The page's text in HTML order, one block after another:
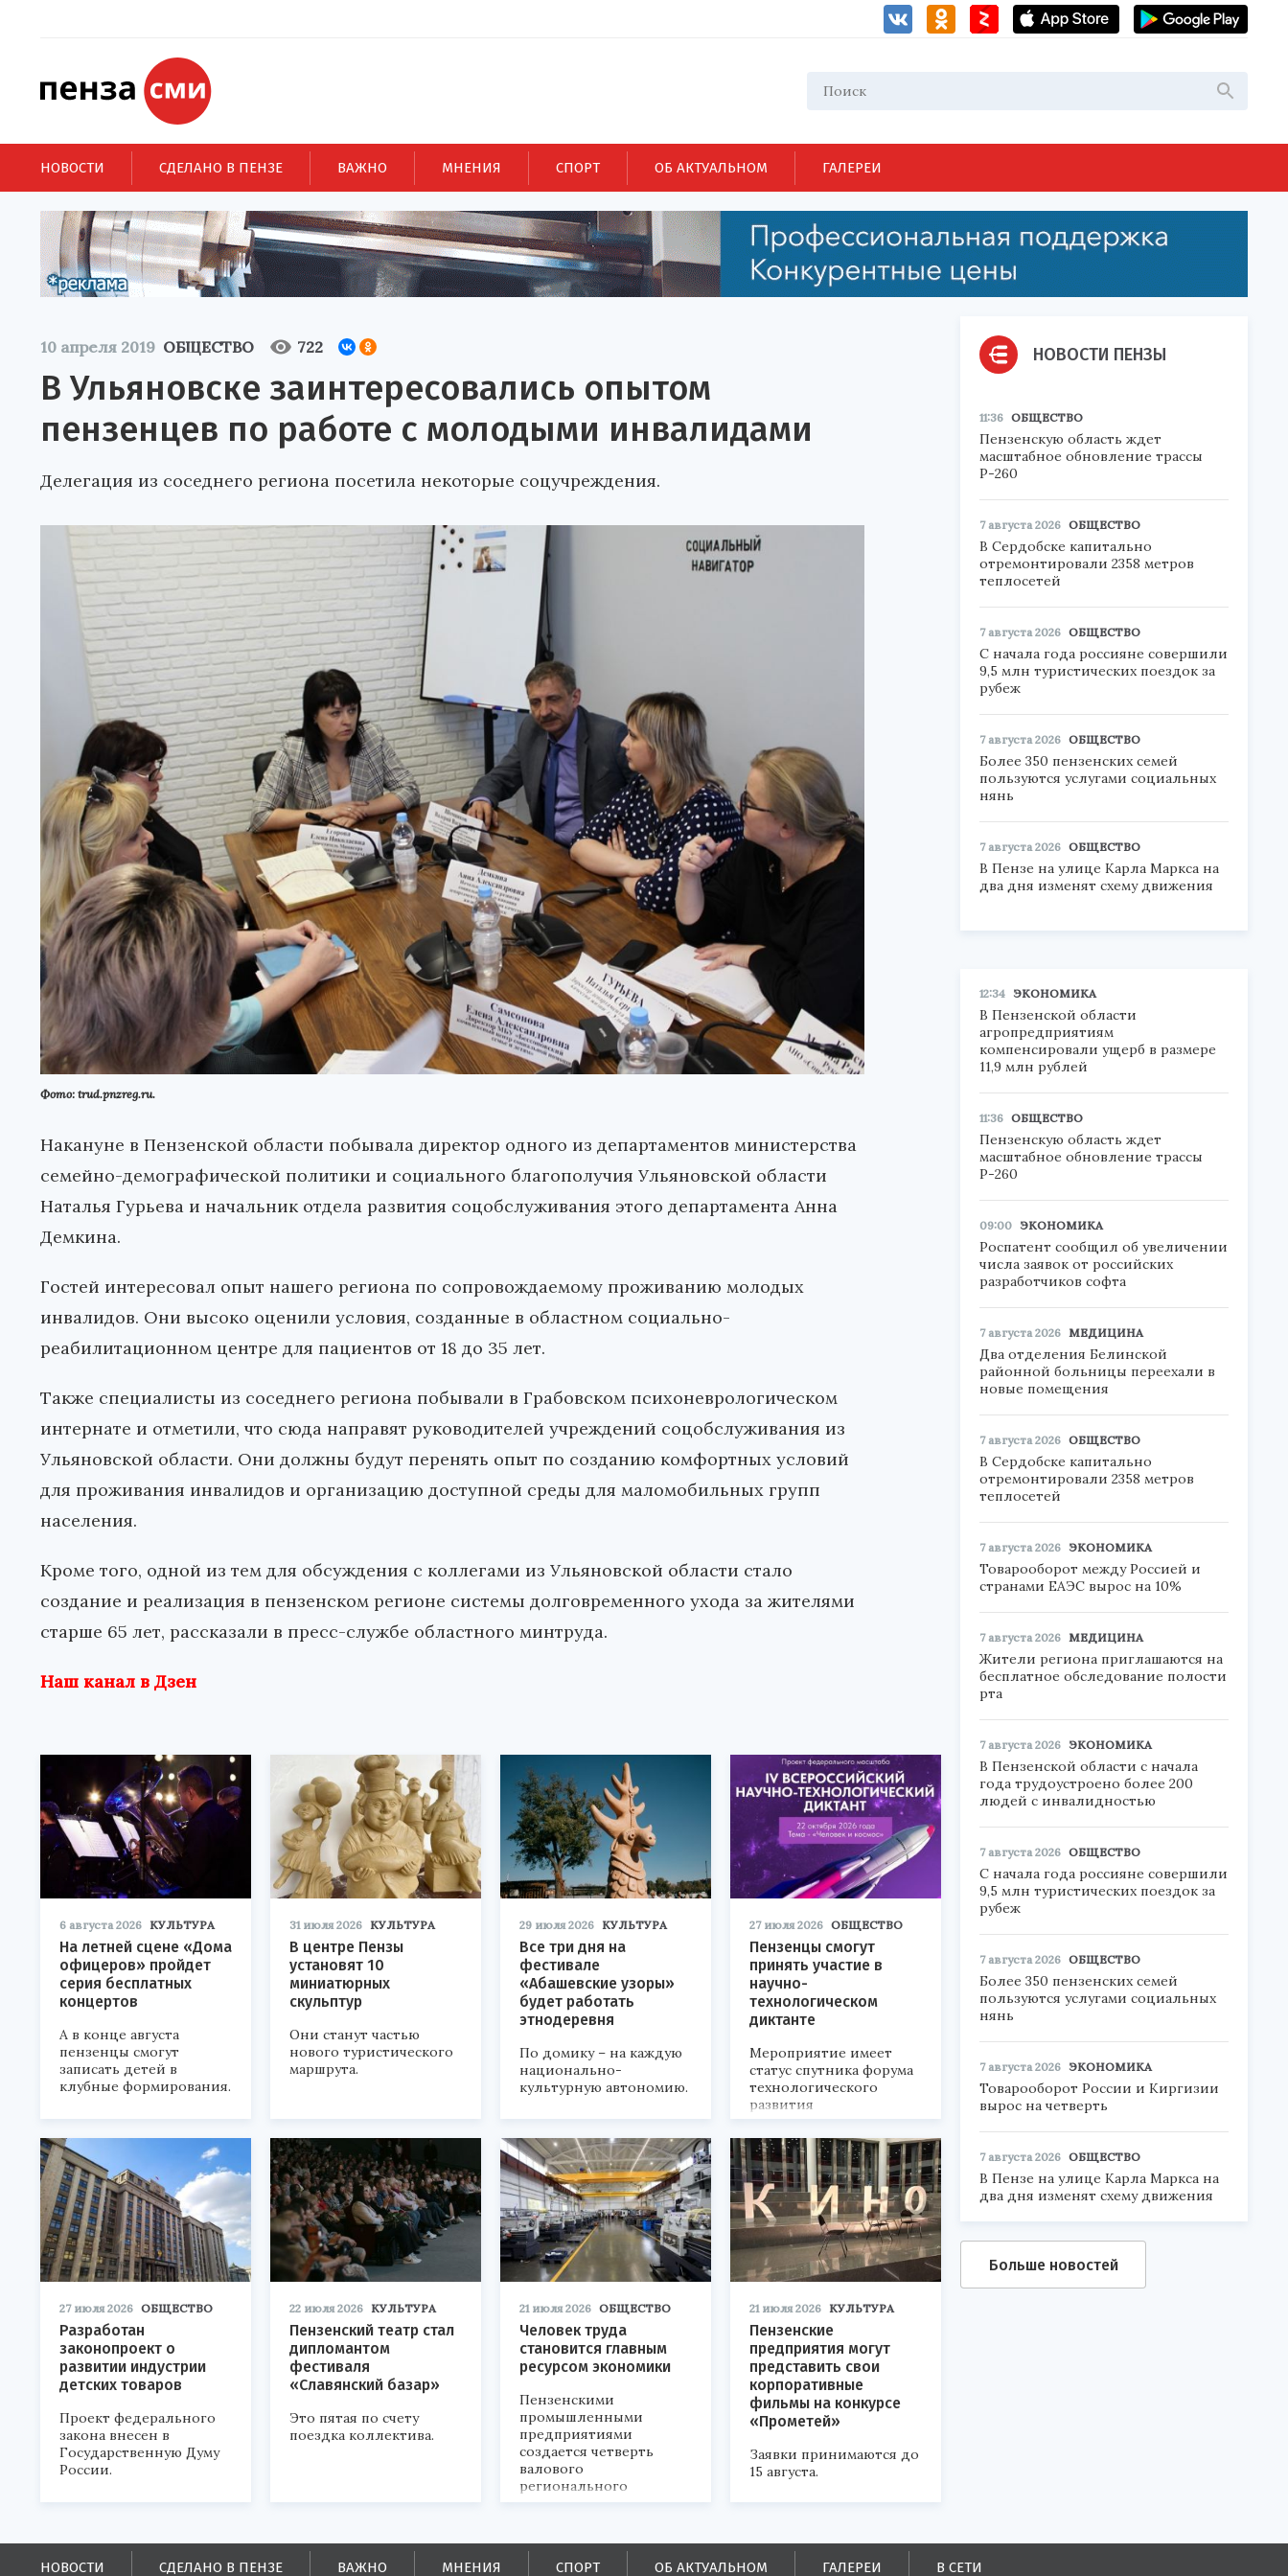
НОВОСТИ СДЕЛАНО В ПЕНЗЕ ВАЖНО МНЕНИЯ СПОРТ ОБ АКТУАЛЬНОМ ГАЛЕРЕИ
10 апреля 2019 ОБЩЕСТВО 722
В Ульяновске заинтересовались опытом
пензенцев по работе с молодыми инвалидами
Делегация из соседнего региона посетила некоторые соцучреждения.
Фото: trud.pnzreg.ru.
Накануне в Пензенской области побывала директор одного из департаментов министерства
семейно-демографической политики и социального благополучия Ульяновской области
Наталья Гурьева и начальник отдела развития соцобслуживания этого департамента Анна
Демкина.
Гостей интересовал опыт нашего региона по сопровождаемому проживанию молодых
инвалидов. Они высоко оценили условия, созданные в областном социально-
реабилитационном центре для пациентов от 18 до 35 лет.
Также специалисты из соседнего региона побывали в Грабовском психоневрологическом
интернате и отметили, что сюда направят руководителей учреждений соцобслуживания из
Ульяновской области. Они должны будут перенять опыт по созданию комфортных условий
для проживания инвалидов и организацию доступной среды для маломобильных групп
населения.
Кроме того, одной из тем для обсуждения с коллегами из Ульяновской области стало
создание и реализация в пензенском регионе системы долговременного ухода за жителями
старше 65 лет, рассказали в пресс-службе областного минтруда.
Наш канал в Дзен
6 августа 2026 КУЛЬТУРА
На летней сцене «Дома
офицеров» пройдет
серия бесплатных
концертов
А в конце августа
пензенцы смогут
записать детей в
клубные формирования.
31 июля 2026 КУЛЬТУРА
В центре Пензы
установят 10
миниатюрных
скульптур
Они станут частью
нового туристического
маршрута.
29 июля 2026 КУЛЬТУРА
Все три дня на
фестивале
«Абашевские узоры»
будет работать
этнодеревня
По домику – на каждую
национально-
культурную автономию.
27 июля 2026 ОБЩЕСТВО
Пензенцы смогут
принять участие в
научно-
технологическом
диктанте
Мероприятие имеет
статус спутника форума
технологического
развития
«Технопром-2026».
27 июля 2026 ОБЩЕСТВО
Разработан
законопроект о
развитии индустрии
детских товаров
Проект федерального
закона внесен в
Государственную Думу
России.
22 июля 2026 КУЛЬТУРА
Пензенский театр стал
дипломантом
фестиваля
«Славянский базар»
Это пятая по счету
поездка коллектива.
21 июля 2026 ОБЩЕСТВО
Человек труда
становится главным
ресурсом экономики
Пензенскими
промышленными
предприятиями
создается четверть
валового
регионального
продукта и
поступлений в
бюджеты всех уровней.
21 июля 2026 КУЛЬТУРА
Пензенские
предприятия могут
представить свои
корпоративные
фильмы на конкурсе
«Прометей»
Заявки принимаются до
15 августа.
НОВОСТИ ПЕНЗЫ
11:36 ОБЩЕСТВО
Пензенскую область ждет
масштабное обновление трассы
Р-260
7 августа 2026 ОБЩЕСТВО
В Сердобске капитально
отремонтировали 2358 метров
теплосетей
7 августа 2026 ОБЩЕСТВО
С начала года россияне совершили
9,5 млн туристических поездок за
рубеж
7 августа 2026 ОБЩЕСТВО
Более 350 пензенских семей
пользуются услугами социальных
нянь
7 августа 2026 ОБЩЕСТВО
В Пензе на улице Карла Маркса на
два дня изменят схему движения
12:34 ЭКОНОМИКА
В Пензенской области
агропредприятиям
компенсировали ущерб в размере
11,9 млн рублей
11:36 ОБЩЕСТВО
Пензенскую область ждет
масштабное обновление трассы
Р-260
09:00 ЭКОНОМИКА
Роспатент сообщил об увеличении
числа заявок от российских
разработчиков софта
7 августа 2026 МЕДИЦИНА
Два отделения Белинской
районной больницы переехали в
новые помещения
7 августа 2026 ОБЩЕСТВО
В Сердобске капитально
отремонтировали 2358 метров
теплосетей
7 августа 2026 ЭКОНОМИКА
Товарооборот между Россией и
странами ЕАЭС вырос на 10%
7 августа 2026 МЕДИЦИНА
Жители региона приглашаются на
бесплатное обследование полости
рта
7 августа 2026 ЭКОНОМИКА
В Пензенской области с начала
года трудоустроено более 200
людей с инвалидностью
7 августа 2026 ОБЩЕСТВО
С начала года россияне совершили
9,5 млн туристических поездок за
рубеж
7 августа 2026 ОБЩЕСТВО
Более 350 пензенских семей
пользуются услугами социальных
нянь
7 августа 2026 ЭКОНОМИКА
Товарооборот России и Киргизии
вырос на четверть
7 августа 2026 ОБЩЕСТВО
В Пензе на улице Карла Маркса на
два дня изменят схему движения
Больше новостей
НОВОСТИ СДЕЛАНО В ПЕНЗЕ ВАЖНО МНЕНИЯ СПОРТ ОБ АКТУАЛЬНОМ ГАЛЕРЕИ В СЕТИ